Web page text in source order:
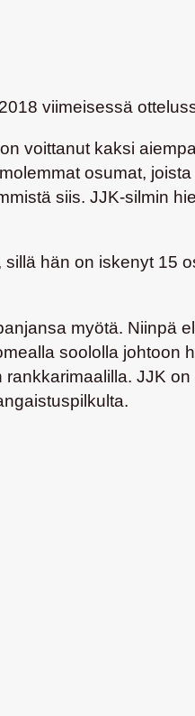
viimeisessä
voittanut kaksi
osumat,
siis. JJK-silmin
hän on iskenyt 15
myötä. Niinpä
soololla johtoon
rankkarimaalilla. JJK